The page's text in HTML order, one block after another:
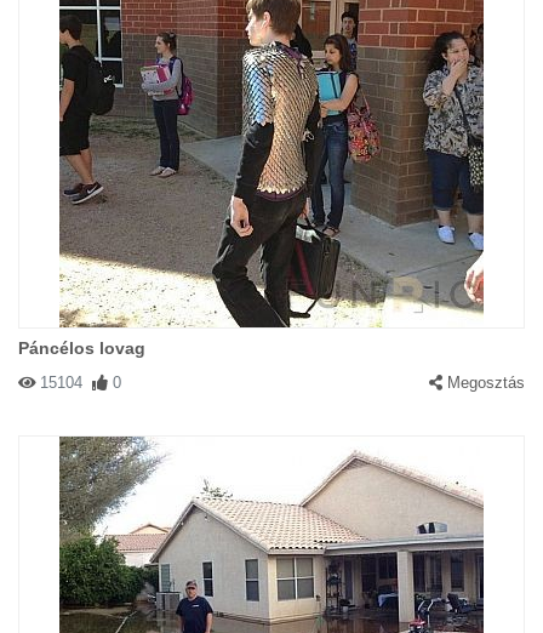
Páncélos lovag
15104 0 Megosztás